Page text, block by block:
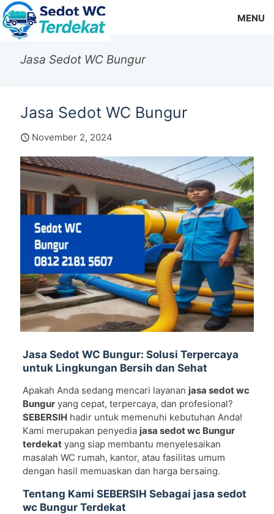
MENU
Jasa Sedot WC Bungur
Jasa Sedot WC Bungur
November 2, 2024
Jasa Sedot WC Bungur: Solusi Terpercaya
untuk Lingkungan Bersih dan Sehat
Apakah Anda sedang mencari layanan jasa sedot wc
Bunguryang cepat, terpercaya, dan profesional?
SEBERSIHhadir untuk memenuhi kebutuhan Anda!
Kami merupakan penyedia jasa sedot wc Bungur
terdekatyang siap membantu menyelesaikan
masalah WC rumah, kantor, atau fasilitas umum
dengan hasil memuaskan dan harga bersaing.
Tentang Kami SEBERSIH Sebagai jasa sedot
wc Bungur Terdekat